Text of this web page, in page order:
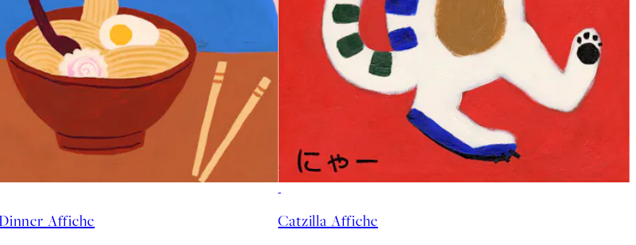
Affiche Catzilla Affiche